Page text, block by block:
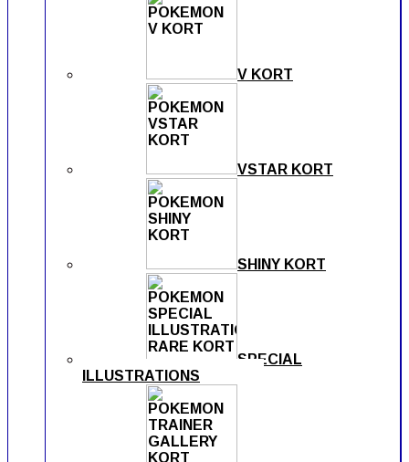
V KORT
VSTAR KORT
SHINY KORT
SPECIAL
ILLUSTRATIONS